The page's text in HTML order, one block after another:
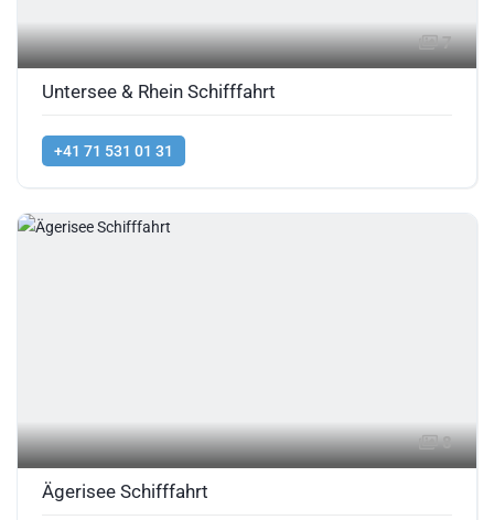
7
Untersee & Rhein Schifffahrt
+41 71 531 01 31
8
Ägerisee Schifffahrt